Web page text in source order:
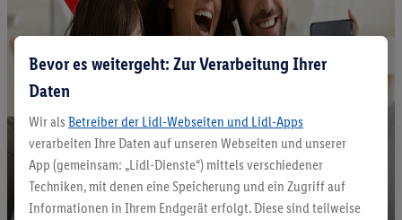
Bevor es weitergeht: Zur Verarbeitung Ihrer
Daten
Wir als Betreiber der Lidl-Webseiten und Lidl-Apps
verarbeiten Ihre Daten auf unseren Webseiten und unserer
App (gemeinsam: „Lidl-Dienste“) mittels verschiedener
Techniken, mit denen eine Speicherung und ein Zugriff auf
Informationen in Ihrem Endgerät erfolgt. Diese sind teilweise